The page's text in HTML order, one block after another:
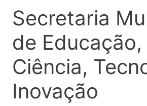
Secretaria
de Educação,
Ciência,
Inovação